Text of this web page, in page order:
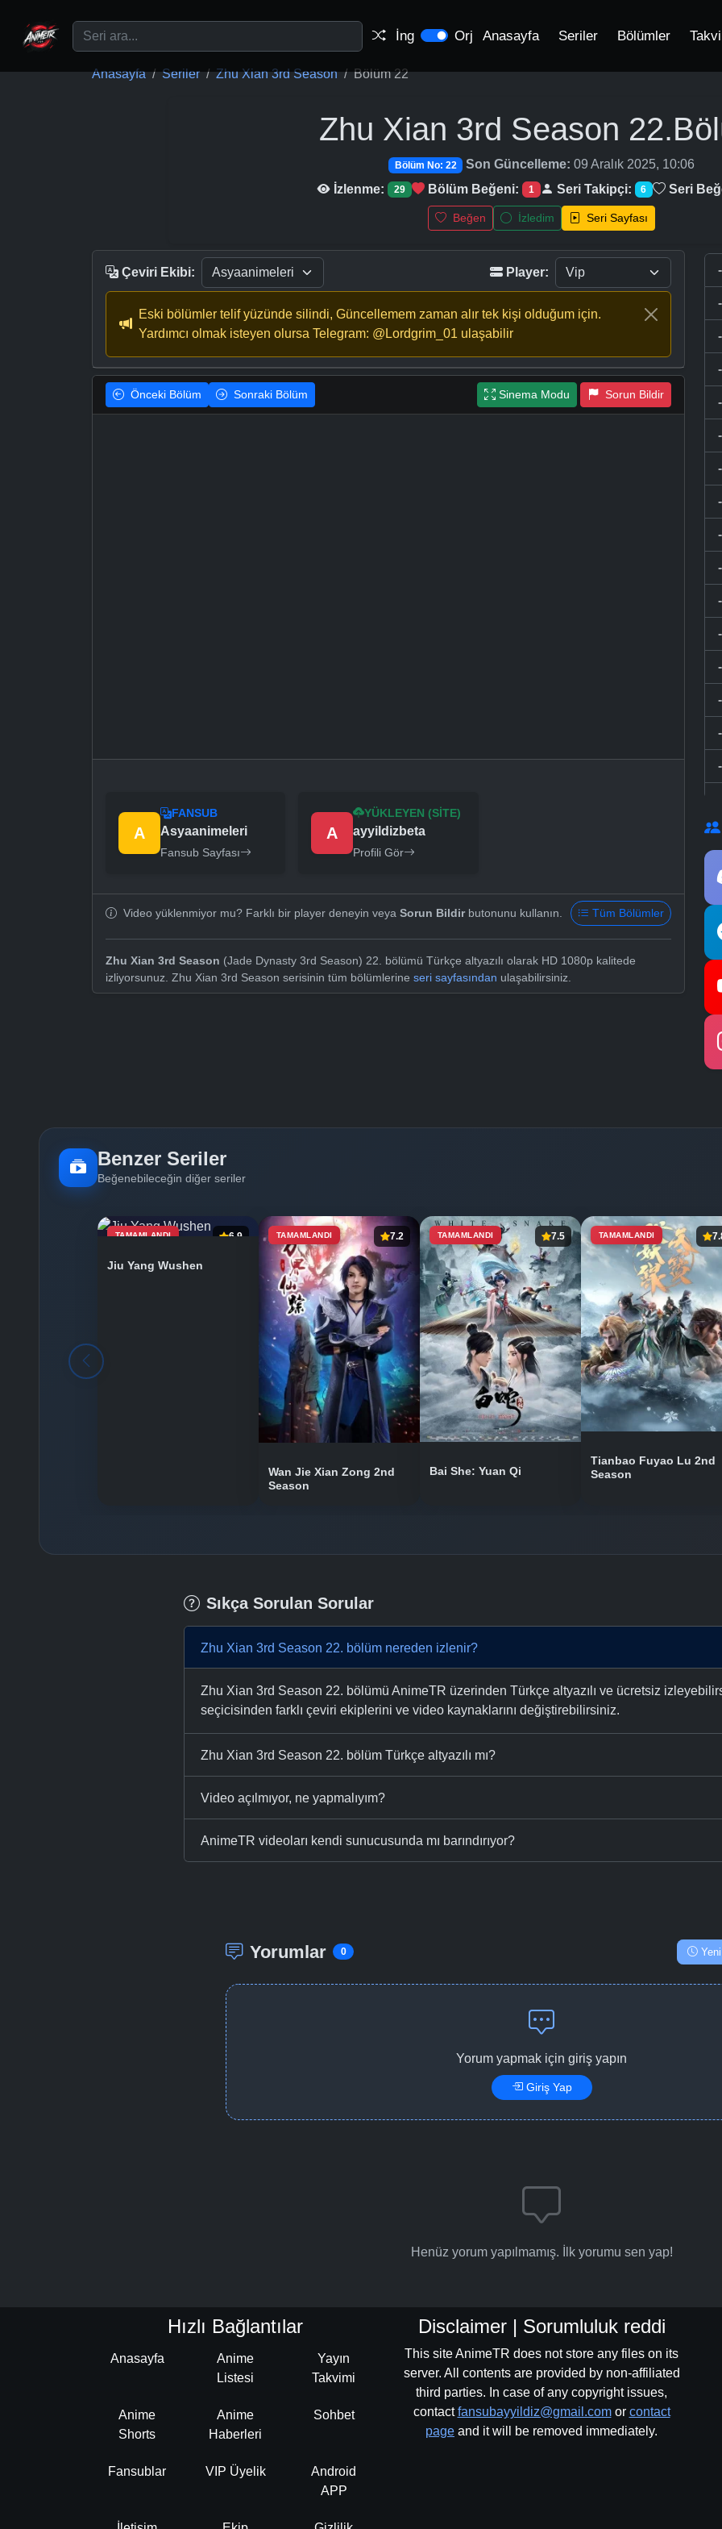
İng Orj Anasayfa Seriler Bölümler
Anasayfa Seriler Zhu Xian 3rd Season Bölüm 22
Zhu Xian 3rd Season
Bölüm No: 22 Son Güncelleme: 09 Aralık 2025, 10:06
İzlenme:
29 Bölüm Beğeni: 1 Seri Takipçi: 6 Seri
Beğen İzledim Seri Sayfası
Çeviri Ekibi: Player:
Eski bölümler telif yüzünde silindi, Güncellemem zaman alır tek kişi olduğum için.
Yardımcı olmak isteyen olursa Telegram: @Lordgrim_01 ulaşabilir
Önceki Bölüm Sonraki Bölüm Sinema Modu Sorun Bildir
A
FANSUB
Asyaanimeleri
Fansub Sayfası
A
YÜKLEYEN (SITE)
ayyildizbeta
Profili Gör
Video yüklenmiyor mu? Farklı bir player deneyin veya Sorun Bildirbutonunu kullanın. Tüm Bölümler
Zhu Xian 3rd Season (Jade Dynasty 3rd Season) 22. bölümü Türkçe altyazılı olarak HD 1080p kalitede
izliyorsunuz. Zhu Xian 3rd Season serisinin tüm bölümlerine seri sayfasından ulaşabilirsiniz.
-
-
-
-
-
-
-
-
-
-
-
-
-
-
-
-
-
Benzer Seriler
Beğenebileceğin diğer seriler
TAMAMLANDI 6.9
Jiu Yang Wushen
TAMAMLANDI 7.2
Wan Jie Xian Zong 2nd
Season
TAMAMLANDI 7.5
Bai She: Yuan Qi
TAMAMLANDI
Tianbao Fuyao Lu 2nd
Season
Sıkça Sorulan Sorular
Zhu Xian 3rd Season 22. bölüm nereden izlenir?
Zhu Xian 3rd Season 22. bölümü AnimeTR üzerinden Türkçe altyazılı ve ücretsiz
seçicisinden farklı çeviri ekiplerini ve video kaynaklarını değiştirebilirsiniz.
Zhu Xian 3rd Season 22. bölüm Türkçe altyazılı mı?
Video açılmıyor, ne yapmalıyım?
AnimeTR videoları kendi sunucusunda mı barındırıyor?
Yorumlar 0 Yeni
Yorum yapmak için giriş yapın
Giriş Yap
Henüz yorum yapılmamış. İlk yorumu sen yap!
Hızlı Bağlantılar
Anasayfa
Anime
Listesi
Yayın
Takvimi
Anime
Shorts
Anime
Haberleri
Sohbet
Fansublar VIP Üyelik
Android
APP
Disclaimer | Sorumluluk reddi
This site AnimeTR does not store any files on its
server. All contents are provided by non-affiliated
third parties. In case of any copyright issues,
contactfansubayyildiz@gmail.comor contact
page and it will be removed immediately.